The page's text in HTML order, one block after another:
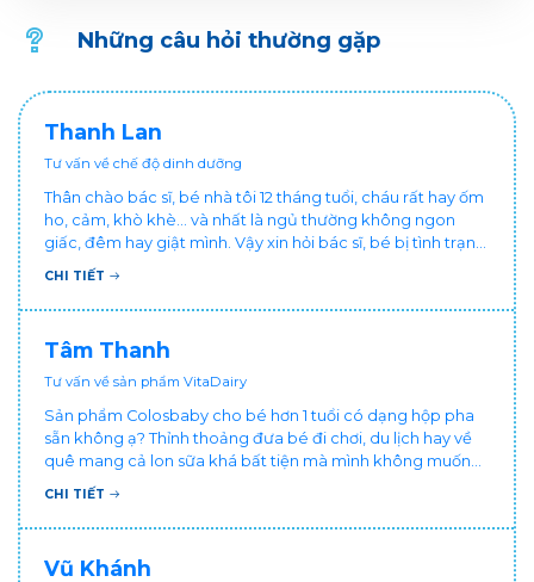
Những câu hỏi thường gặp
Thanh Lan
Tư vấn về chế độ dinh dưỡng
Thân chào bác sĩ, bé nhà tôi 12 tháng tuổi, cháu rất hay ốm
ho, cảm, khò khè... và nhất là ngủ thường không ngon
giấc, đêm hay giật mình. Vậy xin hỏi bác sĩ, bé bị tình trạng
vậy nên làm sao để con khỏe mạnh và ngủ ngon giấc hơn
chăm cháu hay ốm ạ?. Cảm ơn bác sĩ.
CHI TIẾT
Tâm Thanh
Tư vấn về sản phẩm VitaDairy
Sản phẩm Colosbaby cho bé hơn 1 tuổi có dạng hộp pha
sẵn không ạ? Thỉnh thoảng đưa bé đi chơi, du lịch hay về
quê mang cả lon sữa khá bất tiện mà mình không muốn
đổi cho bé dùng sữa tươi hộp khác sợ bé nạ sữa ảnh
CHI TIẾT
Vũ Khánh